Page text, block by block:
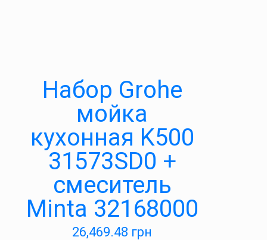
Набор Grohe
мойка
кухонная K500
31573SD0 +
смеситель
Minta 32168000
26,469.48 грн